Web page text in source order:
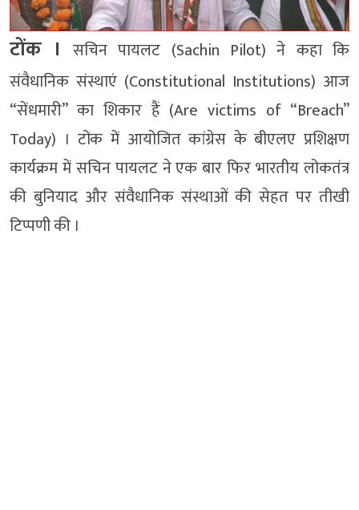
टोंक । सचिन पायलट (Sachin Pilot) ने कहा कि
संवैधानिक संस्थाएं (Constitutional Institutions) आज
“सेंधमारी” का शिकार हैं (Are victims of “Breach”
Today) । टोंक में आयोजित कांग्रेस के बीएलए प्रशिक्षण
कार्यक्रम में सचिन पायलट ने एक बार फिर भारतीय लोकतंत्र
की बुनियाद और संवैधानिक संस्थाओं की सेहत पर तीखी
टिप्पणी की ।